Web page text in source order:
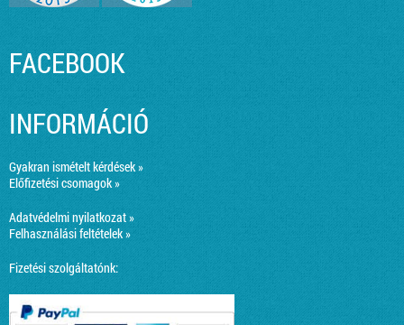
FACEBOOK
INFORMÁCIÓ
Gyakran ismételt kérdések »
Előfizetési csomagok »
Adatvédelmi nyilatkozat »
Felhasználási feltételek »
Fizetési szolgáltatónk: